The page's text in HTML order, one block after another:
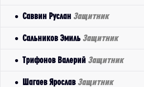
Саввин Руслан Защитник
Сальников Эмиль Защитник
Трифонов Валерий Защитник
Шагаев Ярослав Защитник